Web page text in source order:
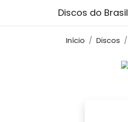
Discos do Brasil
Início Discos